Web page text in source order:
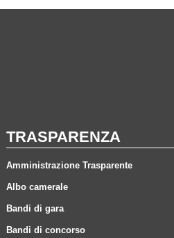
TRASPARENZA
Amministrazione Trasparente
Albo camerale
Bandi di gara
Bandi di concorso